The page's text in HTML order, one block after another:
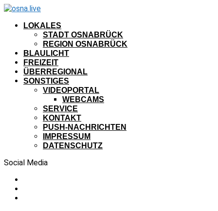
LOKALES
STADT OSNABRÜCK
REGION OSNABRÜCK
BLAULICHT
FREIZEIT
ÜBERREGIONAL
SONSTIGES
VIDEOPORTAL
WEBCAMS
SERVICE
KONTAKT
PUSH-NACHRICHTEN
IMPRESSUM
DATENSCHUTZ
Social Media